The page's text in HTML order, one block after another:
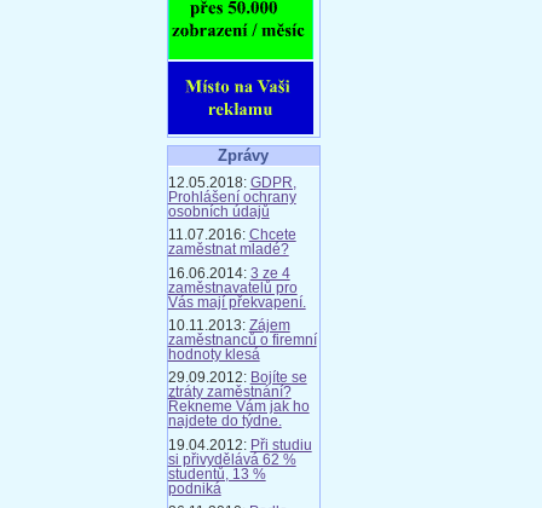
Zprávy
12.05.2018: GDPR,
Prohlášení ochrany
osobních údajů
11.07.2016: Chcete
zaměstnat mladé?
16.06.2014: 3 ze 4
zaměstnavatelů pro
Vás mají překvapení.
10.11.2013: Zájem
zaměstnanců o firemní
hodnoty klesá
29.09.2012: Bojíte se
ztráty zaměstnání?
Řekneme Vám jak ho
najdete do týdne.
19.04.2012: Při studiu
si přivydělává 62 %
studentů, 13 %
podniká